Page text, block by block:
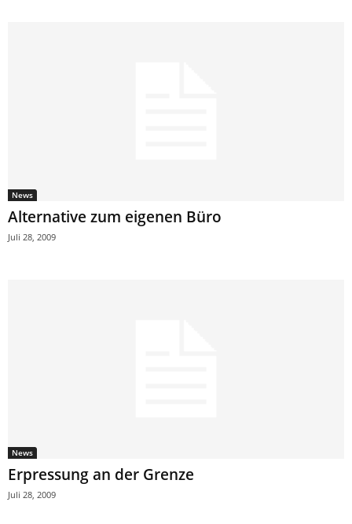
News
Alternative zum eigenen Büro
Juli 28, 2009
News
Erpressung an der Grenze
Juli 28, 2009